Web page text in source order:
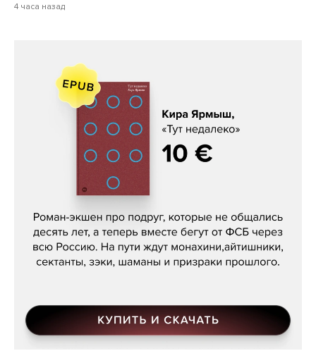
4 часа назад
Кира Ярмыш, «Тут недалеко»